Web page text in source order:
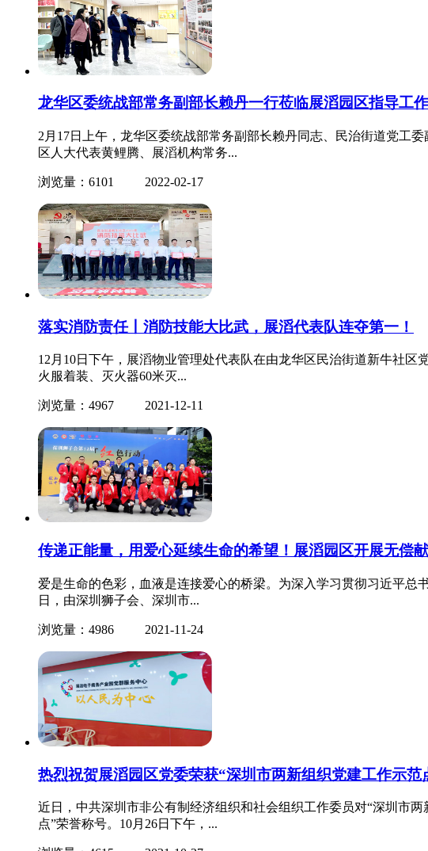
龙华区委统战部常务副部长赖丹一行莅临展滔园区指导工作
2月17日上午，龙华区委统战部常务副部长赖丹同志、民治街道党工
区人大代表黄鲤腾、展滔机构常务...
浏览量：6101 2022-02-17
落实消防责任丨消防技能大比武，展滔代表队连夺第一！
12月10日下午，展滔物业管理处代表队在由龙华区民治街道新牛社
火服着装、灭火器60米灭...
浏览量：4967 2021-12-11
传递正能量，用爱心延续生命的希望！展滔园区开展无偿
爱是生命的色彩，血液是连接爱心的桥梁。为深入学习贯彻习近平总
日，由深圳狮子会、深圳市...
浏览量：4986 2021-11-24
热烈祝贺展滔园区党委荣获“深圳市两新组织党建工作示范
近日，中共深圳市非公有制经济组织和社会组织工作委员对“深圳市
点”荣誉称号。10月26日下午，...